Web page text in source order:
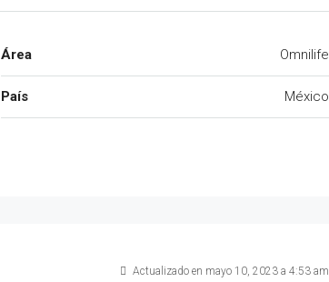
Área Omnilife
País México
Actualizado en mayo 10, 2023 a 4:53 am